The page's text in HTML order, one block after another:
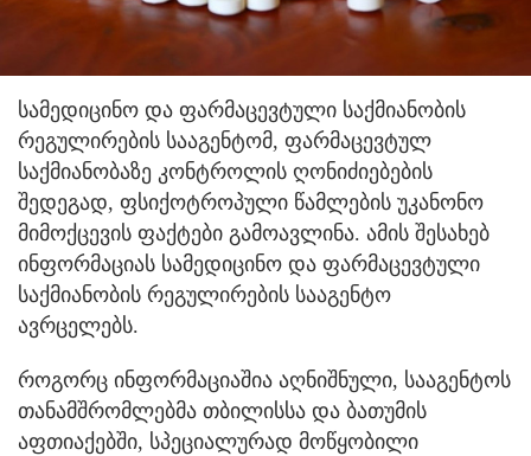
სამედიცინო და ფარმაცევტული საქმიანობის
რეგულირების სააგენტომ, ფარმაცევტულ
საქმიანობაზე კონტროლის ღონიძიებების
შედეგად, ფსიქოტროპული წამლების უკანონო
მიმოქცევის ფაქტები გამოავლინა. ამის შესახებ
ინფორმაციას სამედიცინო და ფარმაცევტული
საქმიანობის რეგულირების სააგენტო
ავრცელებს.
როგორც ინფორმაციაშია აღნიშნული, სააგენტოს
თანამშრომლებმა თბილისსა და ბათუმის
აფთიაქებში, სპეციალურად მოწყობილი